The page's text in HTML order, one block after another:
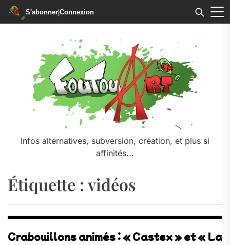
S'abonner|Connexion
Infos alternatives, subversion, création, et plus si
affinités...
Étiquette : vidéos
Crabouillons animés : « Castex » et « La